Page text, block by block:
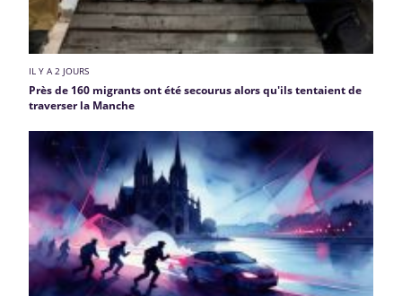
IL Y A 2 JOURS
Près de 160 migrants ont été secourus alors qu'ils tentaient de
traverser la Manche